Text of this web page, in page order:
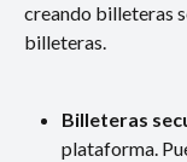
creando billeteras
billeteras.
Billeteras
plataforma.